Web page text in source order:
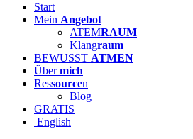
Start
Mein Angebot
ATEMRAUM
Klangraum
BEWUSST ATMEN
Übermich
Ressourcen
Blog
GRATIS
English